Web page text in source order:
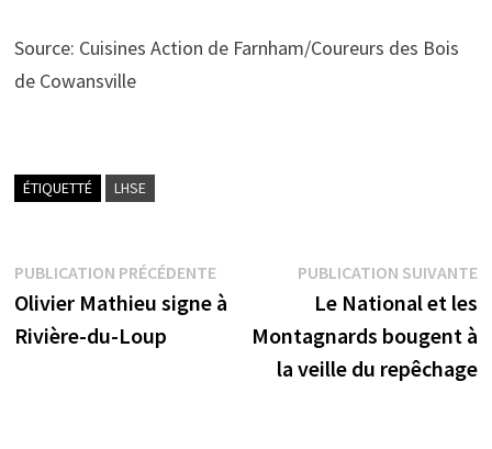
Source: Cuisines Action de Farnham/Coureurs des Bois
de Cowansville
ÉTIQUETTÉ LHSE
Navigation
de
PUBLICATION PRÉCÉDENTEPublication
précédente :
Olivier Mathieu signe à
Rivière-du-Loup
PUBLICATION SUIVANTE
Le National et les
Montagnards bougent à
la veille du repêchage